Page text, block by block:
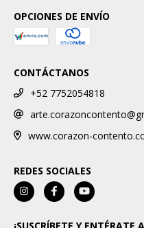
OPCIONES DE ENVÍO
CONTÁCTANOS
+52 7752054818
www.corazon-
REDES SOCIALES
¡SUSCRÍBETE Y ENTÉRATE